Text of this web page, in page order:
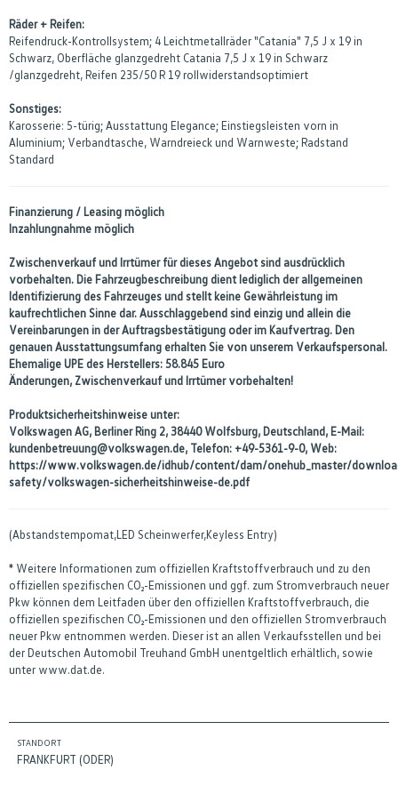
Räder + Reifen:
Reifendruck-Kontrollsystem; 4 Leichtmetallräder "Catania" 7,5 J x 19 in
Schwarz, Oberfläche glanzgedreht Catania 7,5 J x 19 in Schwarz
/glanzgedreht, Reifen 235/50 R 19 rollwiderstandsoptimiert
Sonstiges:
Karosserie: 5-türig; Ausstattung Elegance; Einstiegsleisten vorn in
Aluminium; Verbandtasche, Warndreieck und Warnweste; Radstand
Standard
Finanzierung / Leasing möglich
Inzahlungnahme möglich
Zwischenverkauf und Irrtümer für dieses Angebot sind ausdrücklich
vorbehalten. Die Fahrzeugbeschreibung dient lediglich der allgemeinen
Identifizierung des Fahrzeuges und stellt keine Gewährleistung im
kaufrechtlichen Sinne dar. Ausschlaggebend sind einzig und allein die
Vereinbarungen in der Auftragsbestätigung oder im Kaufvertrag. Den
genauen Ausstattungsumfang erhalten Sie von unserem Verkaufspersonal.
Ehemalige UPE des Herstellers: 58.845 Euro
Änderungen, Zwischenverkauf und Irrtümer vorbehalten!
Produktsicherheitshinweise unter:
Volkswagen AG, Berliner Ring 2, 38440 Wolfsburg, Deutschland, E-Mail:
kundenbetreuung@volkswagen.de, Telefon: +49-5361-9-0, Web:
https://www.volkswagen.de/idhub/content/dam/onehub_master/
safety/volkswagen-sicherheitshinweise-de.pdf
(Abstandstempomat,LED Scheinwerfer,Keyless Entry)
* Weitere Informationen zum offiziellen Kraftstoffverbrauch und zu den
offiziellen spezifischen CO₂-Emissionen und ggf. zum Stromverbrauch neuer
Pkw können dem Leitfaden über den offiziellen Kraftstoffverbrauch, die
offiziellen spezifischen CO₂-Emissionen und den offiziellen Stromverbrauch
neuer Pkw entnommen werden. Dieser ist an allen Verkaufsstellen und bei
der Deutschen Automobil Treuhand GmbH unentgeltlich erhältlich, sowie
unter www.dat.de.
STANDORT
FRANKFURT (ODER)